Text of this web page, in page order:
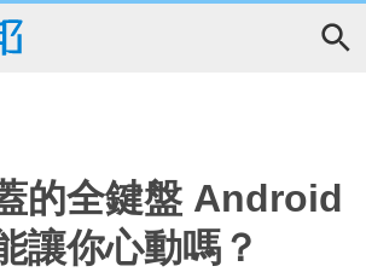
的全鍵盤 Android
讓你心動嗎？